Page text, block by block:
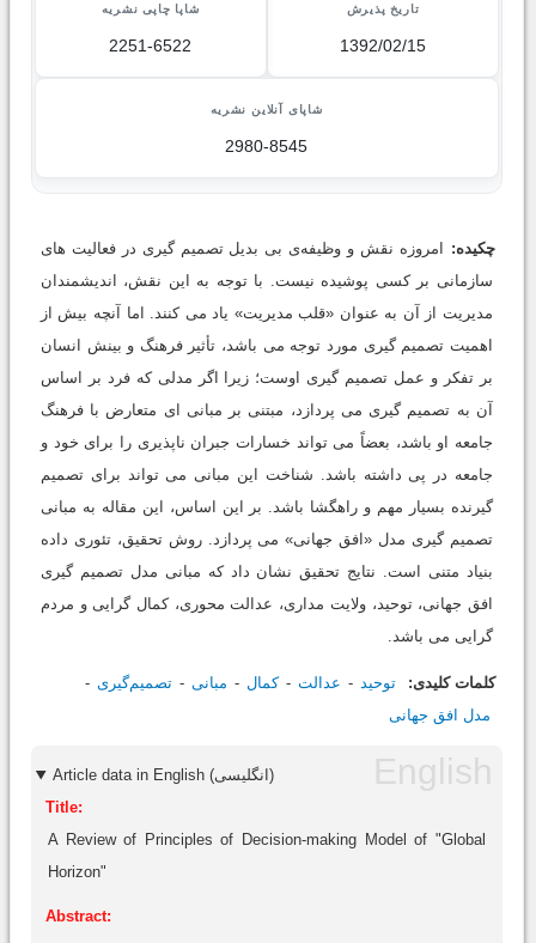
تاریخ پذیرش
1392/02/15
شاپا چاپی نشریه
2251-6522
شاپای آنلاین نشریه
2980-8545
چکیده:
امروزه نقش و وظیفه‌ی بی بدیل تصمیم گیری در فعالیت های
سازمانی بر کسی پوشیده نیست. با توجه به این نقش، اندیشمندان
مدیریت از آن به عنوان «قلب مدیریت» یاد می کنند. اما آنچه بیش از
اهمیت تصمیم گیری مورد توجه می باشد، تأثیر فرهنگ و بینش انسان
بر تفکر و عمل تصمیم گیری اوست؛ زیرا اگر مدلی که فرد بر اساس
آن به تصمیم گیری می پردازد، مبتنی بر مبانی ای متعارض با فرهنگ
جامعه او باشد، بعضاً می تواند خسارات جبران ناپذیری را برای خود و
جامعه در پی داشته باشد. شناخت این مبانی می تواند برای تصمیم
گیرنده بسیار مهم و راهگشا باشد. بر این اساس، این مقاله به مبانی
تصمیم گیری مدل «افق جهانی» می پردازد. روش تحقیق، تئوری داده
بنیاد متنی است. نتایج تحقیق نشان داد که مبانی مدل تصمیم گیری
افق جهانی، توحید، ولایت مداری، عدالت محوری، کمال گرایی و مردم
گرایی می باشد.
کلمات کلیدی: توحید عدالت کمال مبانی
تصمیم‌گیری
مدل افق جهانی
Article data in English (انگلیسی)
Title:
A Review of Principles of Decision-making Model of "Global
Horizon"
Abstract: